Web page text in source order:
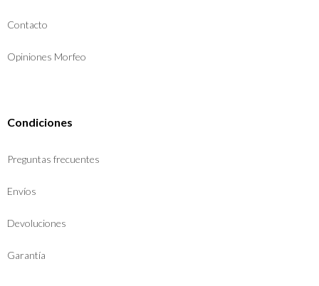
Contacto
Opiniones Morfeo
Condiciones
Preguntas frecuentes
Envíos
Devoluciones
Garantía